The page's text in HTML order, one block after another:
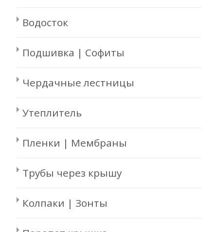
Водосток
Подшивка | Софиты
Чердачные лестницы
Утеплитель
Пленки | Мембраны
Трубы через крышу
Колпаки | Зонты